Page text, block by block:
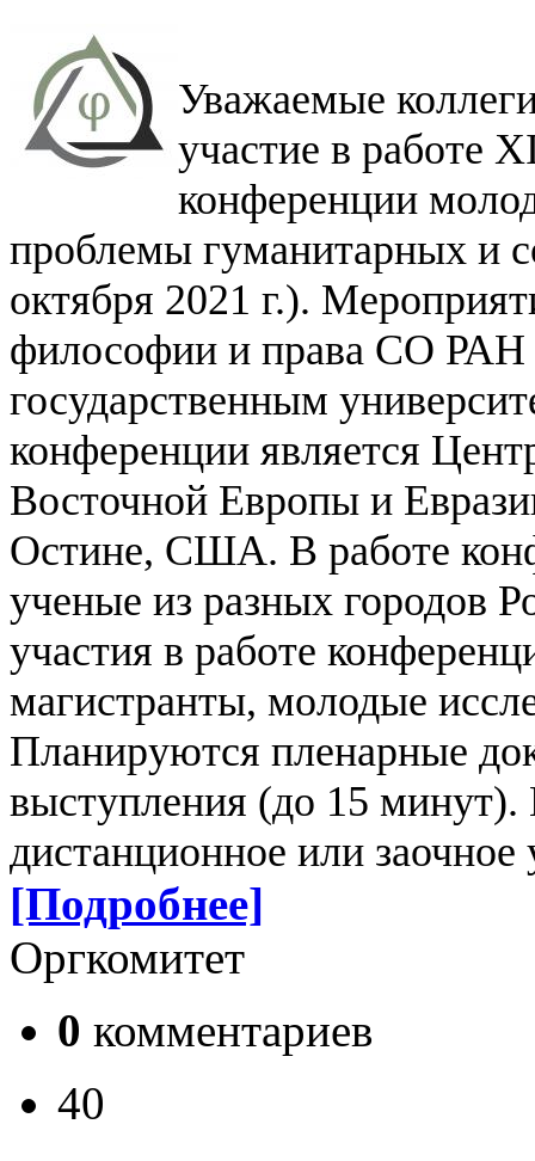
Уважаемые
участие в работе
конференции
проблемы гуманитарных и
октября 2021 г.).
философии и права СО РАН
государственным
конференции является
Восточной Европы и
Остине, США. В работе
ученые из разных городов
участия в работе
магистранты, молодые
Планируются пленарные
выступления (до 15
дистанционное или заочное
[Подробнее]
Оргкомитет
0 комментариев
40